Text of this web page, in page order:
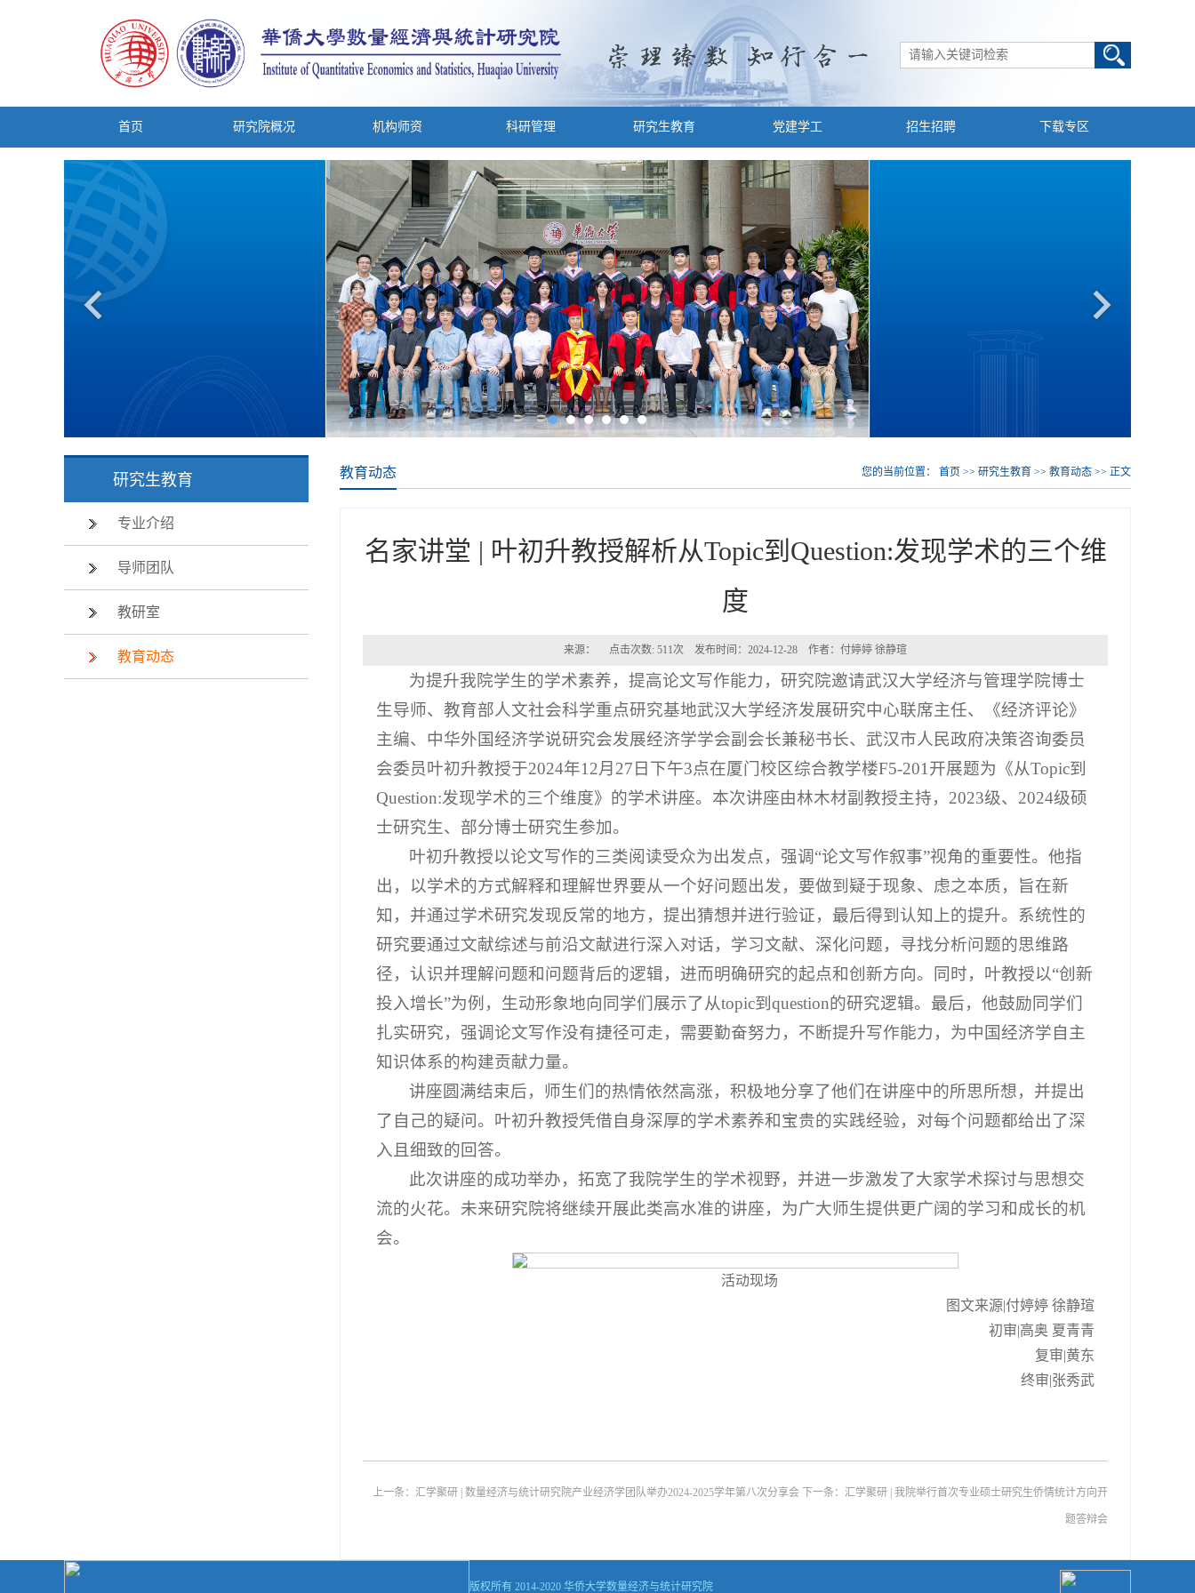
首页 研究院概况 机构师资 科研管理 研究生教育 党建学工 招生招聘 下载专区
研究生教育
专业介绍
导师团队
教研室
教育动态
教育动态 您的当前位置： 首页 >> 研究生教育 >> 教育动态 >> 正文
名家讲堂 | 叶初升教授解析从Topic到Question:发现学术的三个维
度
来源： 点击次数: 511次 发布时间：2024-12-28 作者：付婷婷 徐静瑄
为提升我院学生的学术素养，提高论文写作能力，研究院邀请武汉大学经济与管理学院博士
生导师、教育部人文社会科学重点研究基地武汉大学经济发展研究中心联席主任、《经济评论》
主编、中华外国经济学说研究会发展经济学学会副会长兼秘书长、武汉市人民政府决策咨询委员
会委员叶初升教授于2024年12月27日下午3点在厦门校区综合教学楼F5-201开展题为《从Topic到
Question:发现学术的三个维度》的学术讲座。本次讲座由林木材副教授主持，2023级、2024级硕
士研究生、部分博士研究生参加。
叶初升教授以论文写作的三类阅读受众为出发点，强调“论文写作叙事”视角的重要性。他指
出，以学术的方式解释和理解世界要从一个好问题出发，要做到疑于现象、虑之本质，旨在新
知，并通过学术研究发现反常的地方，提出猜想并进行验证，最后得到认知上的提升。系统性的
研究要通过文献综述与前沿文献进行深入对话，学习文献、深化问题，寻找分析问题的思维路
径，认识并理解问题和问题背后的逻辑，进而明确研究的起点和创新方向。同时，叶教授以“创新
投入增长”为例，生动形象地向同学们展示了从topic到question的研究逻辑。最后，他鼓励同学们
扎实研究，强调论文写作没有捷径可走，需要勤奋努力，不断提升写作能力，为中国经济学自主
知识体系的构建贡献力量。
讲座圆满结束后，师生们的热情依然高涨，积极地分享了他们在讲座中的所思所想，并提出
了自己的疑问。叶初升教授凭借自身深厚的学术素养和宝贵的实践经验，对每个问题都给出了深
入且细致的回答。
此次讲座的成功举办，拓宽了我院学生的学术视野，并进一步激发了大家学术探讨与思想交
流的火花。未来研究院将继续开展此类高水准的讲座，为广大师生提供更广阔的学习和成长的机
会。
活动现场
图文来源|付婷婷 徐静瑄
初审|高奥 夏青青
复审|黄东
终审|张秀武
上一条： 汇学聚研 | 数量经济与统计研究院产业经济学团队举办2024-2025学年第八次分享会 下一条： 汇学聚研 | 我院举行首次专业硕士研究生侨情统计方向开
题答辩会
版权所有 2014-2020 华侨大学数量经济与统计研究院